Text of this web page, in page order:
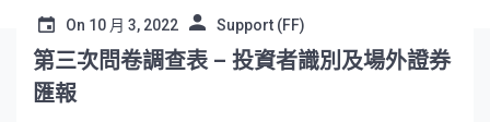
On 10 月 3, 2022 Support (FF)
第三次問卷調查表 – 投資者識別及場外證券
匯報